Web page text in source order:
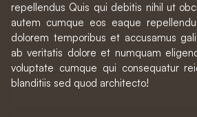
repellendus Quis qui debitis nihil ut
autem cumque eos eaque
dolorem temporibus et accusamus
ab veritatis dolore et numquam
voluptate cumque qui consequatur
blanditiis sed quod architecto!